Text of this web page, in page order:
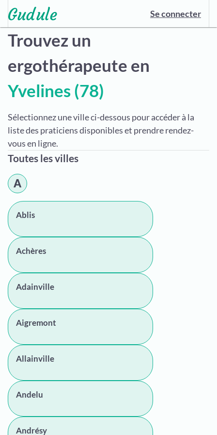
Se connecter
Trouvez un
ergothérapeute en
Yvelines (78)
Sélectionnez une ville ci-dessous pour accéder à la
liste des praticiens disponibles et prendre rendez-
vous en ligne.
Toutes les villes
A
Ablis
Achères
Adainville
Aigremont
Allainville
Andelu
Andrésy